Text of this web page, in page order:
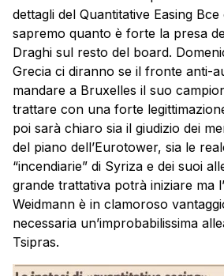
dettagli del Quantitative Easing
sapremo quanto è forte la presa
Draghi sul resto del board.
Grecia ci diranno se il fronte anti-
mandare a Bruxelles il suo
trattare con una forte
poi sarà chiaro sia il giudizio dei
del piano dell’Eurotower, sia le
“incendiarie” di Syriza e dei suoi
grande trattativa potrà iniziare ma
Weidmann è in clamoroso
necessaria un’improbabilissima
Tsipras.